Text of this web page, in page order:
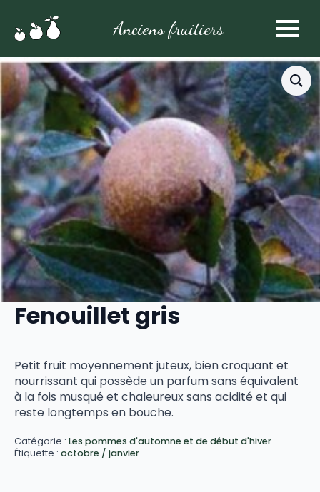
Anciens fruitiers
Fenouillet gris
Petit fruit moyennement juteux, bien croquant et
nourrissant qui possède un parfum sans équivalent
à la fois musqué et chaleureux sans acidité et qui
reste longtemps en bouche.
Catégorie : Les pommes d'automne et de début d'hiver
Étiquette : octobre / janvier